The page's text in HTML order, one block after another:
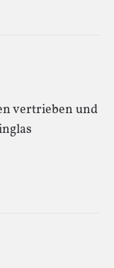
vertrieben und